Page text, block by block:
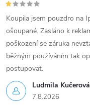
Ludmila Kučerová
7.8.2026
Koupila jsem pouzdro na
ošoupané. Zasláno k
poškození se záruka
běžným používáním tak
postupovat.